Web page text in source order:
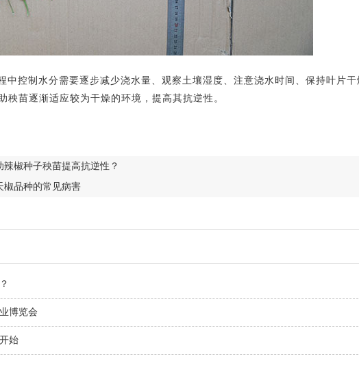
中控制水分需要逐步减少浇水量、观察土壤湿度、注意浇水时间、保持叶片干
苗逐渐适应较为干燥的环境，提高其抗逆性。
椒种子秧苗提高抗逆性？
椒品种的常见病害
博览会
始